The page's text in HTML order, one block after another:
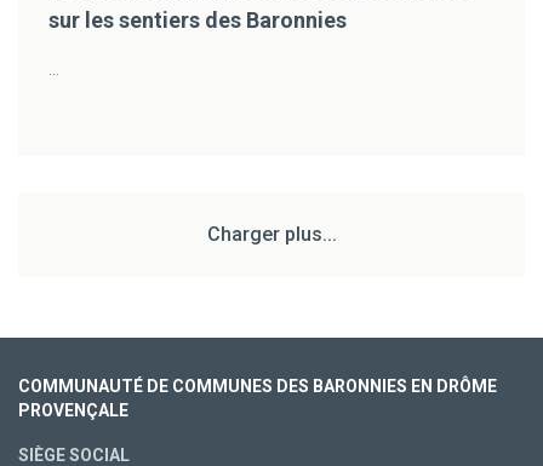
sur les sentiers des Baronnies
Charger plus...
COMMUNAUTÉ DE COMMUNES DES BARONNIES EN DRÔME
PROVENÇALE
SIÈGE SOCIAL